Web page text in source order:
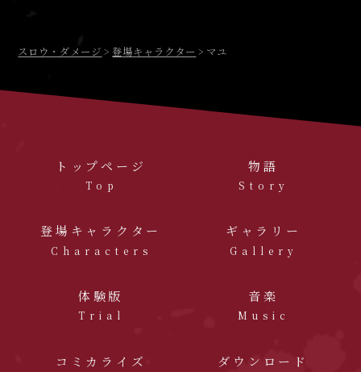
スロウ・ダメージ 登場キャラクター マユ
トップページ
Top
物語
Story
登場キャラクター
Characters
ギャラリー
Gallery
体験版
Trial
音楽
Music
コミカライズ ダウンロード